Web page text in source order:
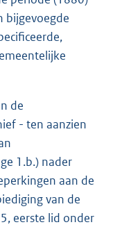
bijgevoegde
de
- ten aanzien
1.b.) nader
aan de
van de
eerste lid onder